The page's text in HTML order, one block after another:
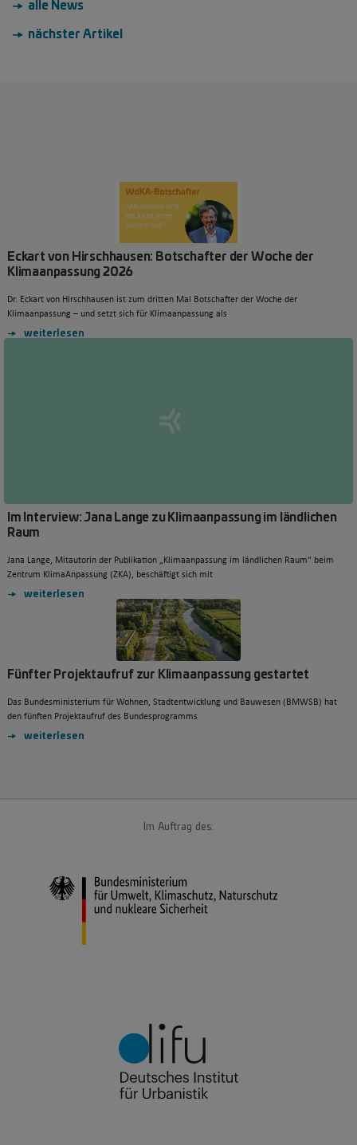
→ alle News
→ nächster Artikel
Eckart von Hirschhausen: Botschafter der Woche der
Klimaanpassung 2026
Dr. Eckart von Hirschhausen ist zum dritten Mal Botschafter der Woche der
Klimaanpassung – und setzt sich für Klimaanpassung als
weiterlesen
Im Interview: Jana Lange zu Klimaanpassung im ländlichen
Raum
Jana Lange, Mitautorin der Publikation „Klimaanpassung im ländlichen Raum" beim
Zentrum KlimaAnpassung (ZKA), beschäftigt sich mit
weiterlesen
Fünfter Projektaufruf zur Klimaanpassung gestartet
Das Bundesministerium für Wohnen, Stadtentwicklung und Bauwesen (BMWSB) hat
den fünften Projektaufruf des Bundesprogramms
weiterlesen
Im Auftrag des: